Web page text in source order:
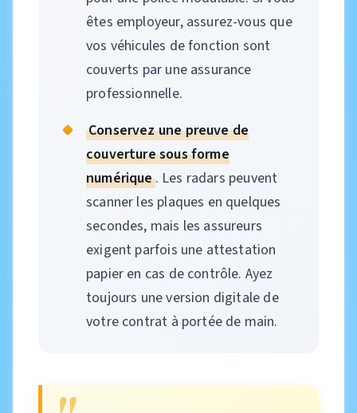
êtes employeur, assurez-vous que
vos véhicules de fonction sont
couverts par une assurance
professionnelle.
Conservez une preuve de
couverture sous forme
numérique. Les radars peuvent
scanner les plaques en quelques
secondes, mais les assureurs
exigent parfois une attestation
papier en cas de contrôle. Ayez
toujours une version digitale de
votre contrat à portée de main.